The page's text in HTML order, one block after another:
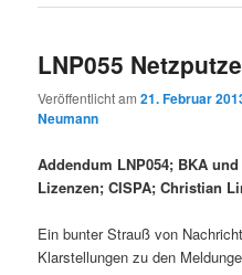
LNP055
Veröffentlicht am21. Februar
Neumann
Addendum LNP054; BKA
Lizenzen; CISPA; Christian
Ein bunter Strauß von
Klarstellungen zu den